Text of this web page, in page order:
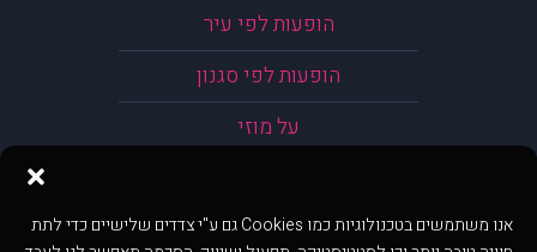
אנו משתמשים בטכנולוגיות כמו Cookies גם ע"י צדדים שלישיים כדי לתת
הופעות לפי עיר
הופעות לפי סגנון
על מוזי